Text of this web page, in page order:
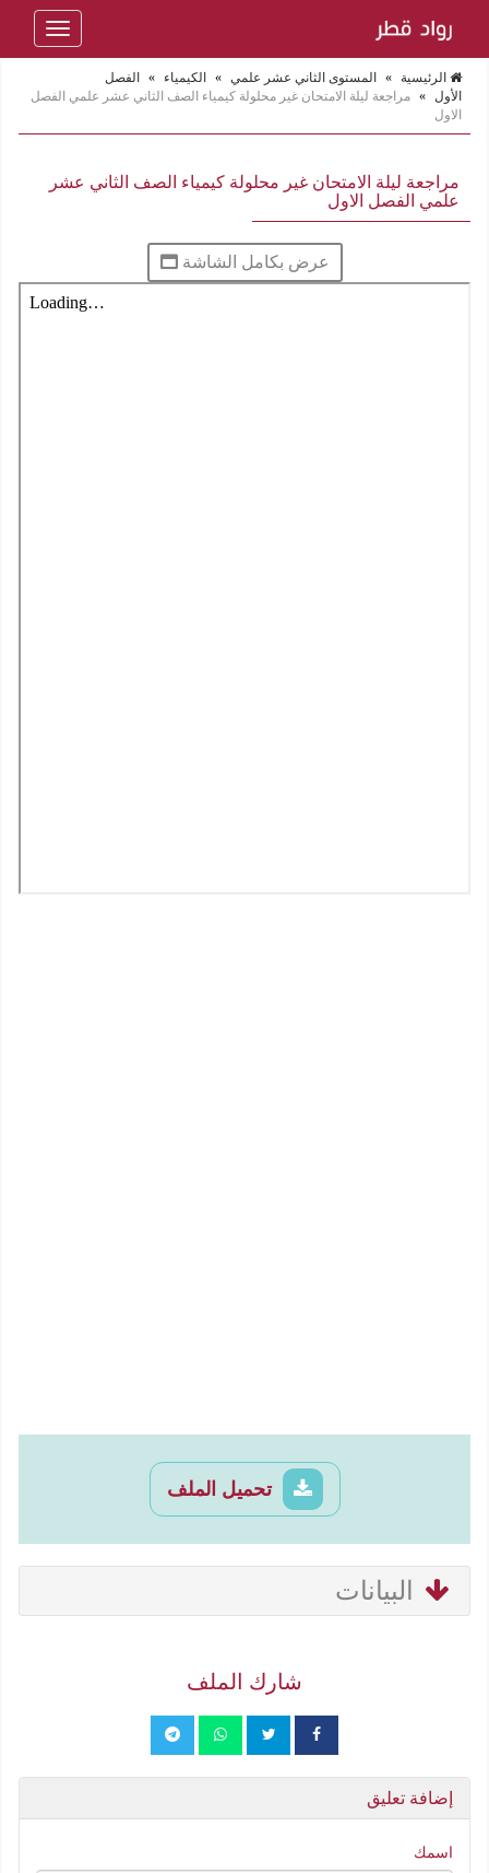
Toggle
الرئيسية » المستوى الثاني عشر علمي » الكيمياء »
الفصل
الأول » مراجعة ليلة الامتحان غير محلولة كيمياء الصف الثاني عشر علمي الفصل
الاول
مراجعة ليلة الامتحان غير محلولة كيمياء الصف الثاني عشر
علمي الفصل الاول
عرض بكامل الشاشة
تحميل الملف
البيانات
شارك الملف
إضافة تعليق
اسمك